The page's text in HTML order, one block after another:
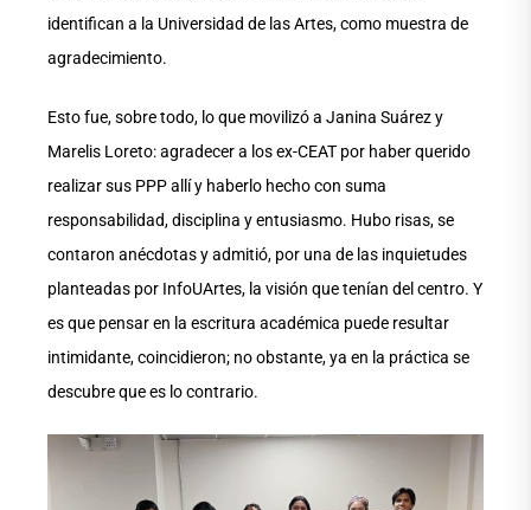
identifican a la Universidad de las Artes, como muestra de
agradecimiento.
Esto fue, sobre todo, lo que movilizó a Janina Suárez y
Marelis Loreto: agradecer a los ex-CEAT por haber querido
realizar sus PPP allí y haberlo hecho con suma
responsabilidad, disciplina y entusiasmo. Hubo risas, se
contaron anécdotas y admitió, por una de las inquietudes
planteadas por InfoUArtes, la visión que tenían del centro. Y
es que pensar en la escritura académica puede resultar
intimidante, coincidieron; no obstante, ya en la práctica se
descubre que es lo contrario.